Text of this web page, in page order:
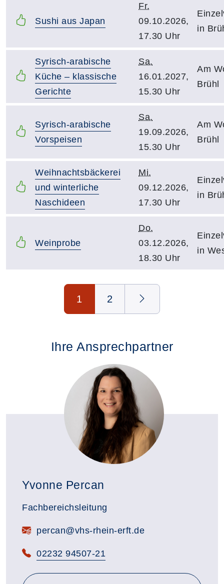
Sushi aus Japan
Fr.
09.10.2026,
17.30 Uhr
in
Syrisch-arabische
Küche – klassische
Gerichte
Sa.
16.01.2027,
15.30 Uhr
Am
Brühl
Syrisch-arabische
Vorspeisen
Sa.
19.09.2026,
15.30 Uhr
Am
Brühl
Weihnachtsbäckerei
und winterliche
Naschideen
Mi.
09.12.2026,
17.30 Uhr
in
Weinprobe
Do.
03.12.2026,
18.30 Uhr
in
1 2
Ihre Ansprechpartner
Yvonne Percan
Fachbereichsleitung
E-Mail:percan@vhs-rhein-erft.de
Telefon:
02232 94507-21